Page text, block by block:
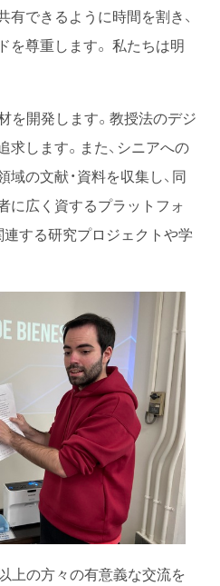
できるように時間を割き、
を尊重します。 私たちは明
を開発します。教授法のデジ
します。また、シニアへの
の文献・資料を収集し、同
に広く資するプラットフォ
連する研究プロジェクトや学
上の方々の有意義な交流を